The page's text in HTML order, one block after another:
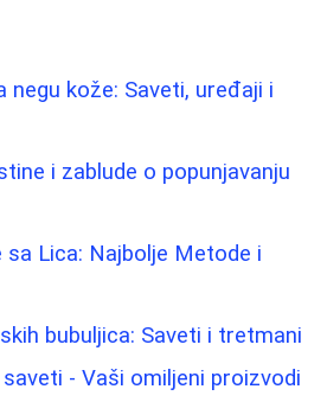
negu kože: Saveti, uređaji i
i zablude o popunjavanju
sa Lica: Najbolje Metode i
bubuljica: Saveti i tretmani
- Vaši omiljeni proizvodi